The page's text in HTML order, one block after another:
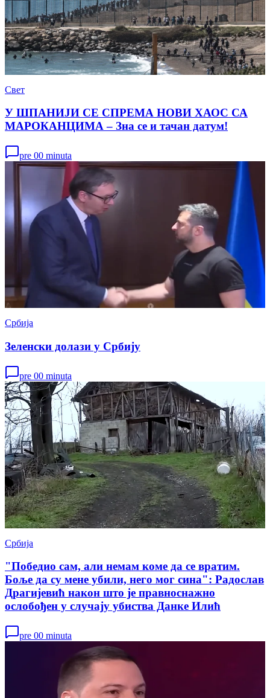
Свет
У ШПАНИЈИ СЕ СПРЕМА НОВИ ХАОС СА
МАРОКАНЦИМА – Зна се и тачан датум!
pre 00 minuta
Србија
Зеленски долази у Србију
pre 00 minuta
Србија
"Победио сам, али немам коме да се вратим.
Боље да су мене убили, него мог сина": Радослав
Драгијевић након што је правноснажно
ослобођен у случају убиства Данке Илић
pre 00 minuta